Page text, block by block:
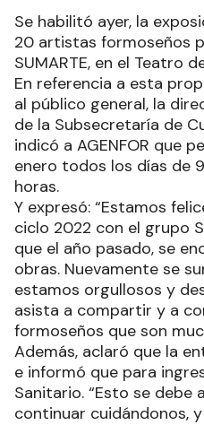
Se habilitó ayer, la
20 artistas formoseños
SUMARTE, en el Teatro
En referencia a esta
al público general, la
de la Subsecretaría de
indicó a AGENFOR que
enero todos los días de
horas.
Y expresó: “Estamos
ciclo 2022 con el grupo
que el año pasado, se
obras. Nuevamente se
estamos orgullosos y
asista a compartir y a
formoseños que son
Además, aclaró que la
e informó que para
Sanitario. “Esto se debe
continuar cuidándonos,